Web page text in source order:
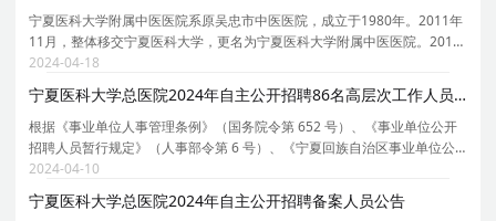
宁夏医科大学附属中医医院系原吴忠市中医医院，成立于1980年。2011年
11月，整体移交宁夏医科大学，更名为宁夏医科大学附属中医医院。2013
年7月，医院成功创建为三级甲等民族医医院，是一所集临床医疗、教学实
践、科学研究、预防保
2024-04-18
宁夏医科大学总医院2024年自主公开招聘86名高层次工作人员公告
根据《事业单位人事管理条例》（国务院令第 652 号）、《事业单位公开
招聘人员暂行规定》（人事部令第 6 号）、《宁夏回族自治区事业单位公
开招聘工作人员实施办法》（宁政办规发 [2023]9 号）、《宁夏回族自治
区事业单位公开招聘工作人员面试工作实施细则 (
2024-04-10
宁夏医科大学总医院2024年自主公开招聘备案人员公告